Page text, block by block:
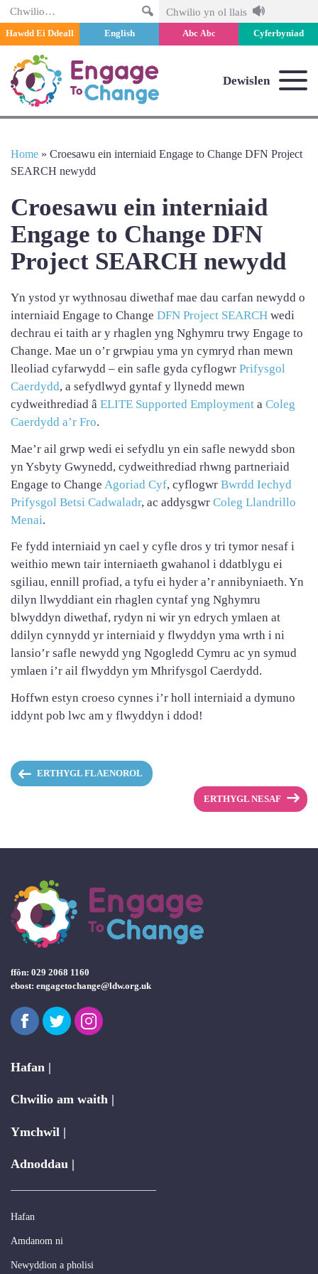
Chwilio Chwilio yn ol llais
Hawdd Ei Ddeall English Abc Abc Cyferbyniad
Dewislen
Home » Croesawu ein interniaid Engage to Change DFN Project
SEARCH newydd
Croesawu ein interniaid
Engage to Change DFN
Project SEARCH newydd
Yn ystod yr wythnosau diwethaf mae dau carfan newydd o
interniaid Engage to Change DFN Project SEARCH wedi
dechrau ei taith ar y rhaglen yng Nghymru trwy Engage to
Change. Mae un o’r grwpiau yma yn cymryd rhan mewn
lleoliad cyfarwydd – ein safle gyda cyflogwr Prifysgol
Caerdydd, a sefydlwyd gyntaf y llynedd mewn
cydweithrediad â ELITE Supported Employment a Coleg
Caerdydd a’r Fro.
Mae’r ail grwp wedi ei sefydlu yn ein safle newydd sbon
yn Ysbyty Gwynedd, cydweithrediad rhwng partneriaid
Engage to Change Agoriad Cyf, cyflogwr Bwrdd Iechyd
Prifysgol Betsi Cadwaladr, ac addysgwr Coleg Llandrillo
Menai.
Fe fydd interniaid yn cael y cyfle dros y tri tymor nesaf i
weithio mewn tair interniaeth gwahanol i ddatblygu ei
sgiliau, ennill profiad, a tyfu ei hyder a’r annibyniaeth. Yn
dilyn llwyddiant ein rhaglen cyntaf yng Nghymru
blwyddyn diwethaf, rydyn ni wir yn edrych ymlaen at
ddilyn cynnydd yr interniaid y flwyddyn yma wrth i ni
lansio’r safle newydd yng Ngogledd Cymru ac yn symud
ymlaen i’r ail flwyddyn ym Mhrifysgol Caerdydd.
Hoffwn estyn croeso cynnes i’r holl interniaid a dymuno
iddynt pob lwc am y flwyddyn i ddod!
ERTHYGL FLAENOROL
ERTHYGL NESAF
ffôn: 029 2068 1160
ebost: engagetochange@ldw.org.uk
FacebookTwitterInstagram
Hafan |
Chwilio am waith |
Ymchwil |
Adnoddau |
Hafan
Amdanom ni
Newyddion a pholisi